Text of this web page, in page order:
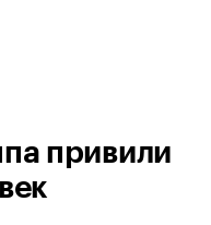
привили